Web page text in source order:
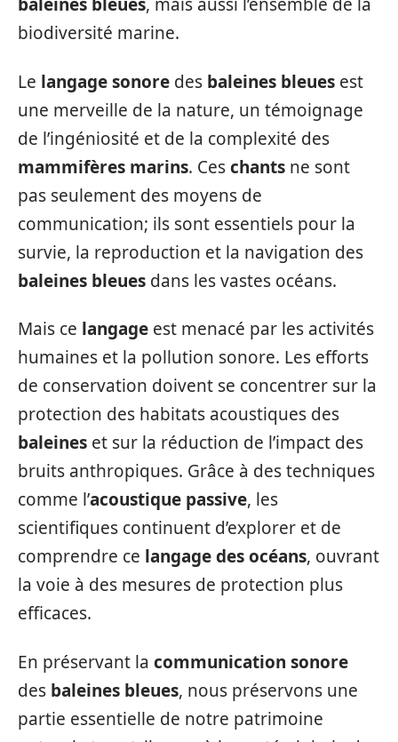
baleines bleues, mais aussi l’ensemble de la
biodiversité marine.
Le langage sonore des baleines bleues est
une merveille de la nature, un témoignage
de l’ingéniosité et de la complexité des
mammifères marins. Ceschants ne sont
pas seulement des moyens de
communication; ils sont essentiels pour la
survie, la reproduction et la navigation des
baleines bleues dans les vastes océans.
Mais ce langage est menacé par les activités
humaines et la pollution sonore. Les efforts
de conservation doivent se concentrer sur la
protection des habitats acoustiques des
baleines et sur la réduction de l’impact des
bruits anthropiques. Grâce à des techniques
comme l’acoustique passive, les
scientifiques continuent d’explorer et de
comprendre ce langage des océans, ouvrant
la voie à des mesures de protection plus
efficaces.
En préservant la communication sonore
des baleines bleues, nous préservons une
partie essentielle de notre patrimoine